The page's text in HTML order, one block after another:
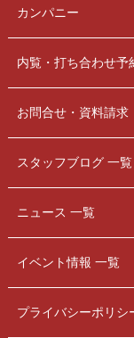
カンパニー
内覧・打ち合わせ予
お問合せ・資料請求
スタッフブログ 一覧
ニュース 一覧
イベント情報 一覧
プライバシーポリシ